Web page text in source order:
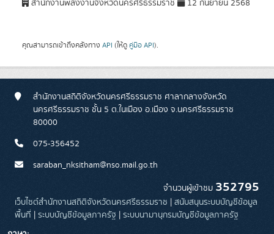
สำนักงานพลังงานจังหวัดนครศรีธรรมราช 12 กันยายน 2568
คุณสามารถเข้าถึงคลังทาง API (ให้ดู คู่มือ API).
สำนักงานสถิติจังหวัดนครศรีธรรมราช ศาลากลางจังหวัด
นครศรีธรรมราช ชั้น 5 ต.ในเมือง อ.เมือง จ.นครศรีธรรมราช
80000
075-356452
saraban_nksitham@nso.mail.go.th
จำนวนผู้เข้าชม 352795
เว็บไซต์สำนักงานสถิติจังหวัดนครศรีธรรมราช | สนับสนุนระบบบัญชีข้อมูล
พื้นที่ | ระบบบัญชีข้อมูลภาครัฐ | ระบบนามานุกรมบัญชีข้อมูลภาครัฐ